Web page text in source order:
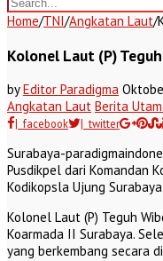
Home/TNI/Angkatan Laut/
Kolonel Laut (P)
byEditor Paradigma
Angkatan Laut Berita
| facebook | twitter
Surabaya-
Pusdikpel dari Komandan
Kodikopsla Ujung
Kolonel Laut (P) Teguh
Koarmada II Surabaya.
yang berkembang secara